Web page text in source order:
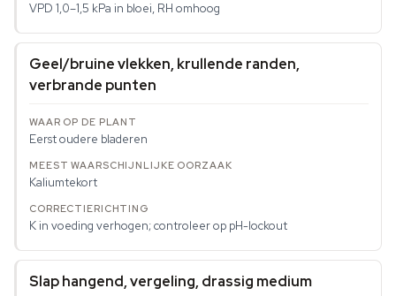
VPD 1,0–1,5 kPa in bloei, RH omhoog
Geel/bruine vlekken, krullende randen,
verbrande punten
Eerst oudere bladeren
Kaliumtekort
K in voeding verhogen; controleer op pH-lockout
Slap hangend, vergeling, drassig medium